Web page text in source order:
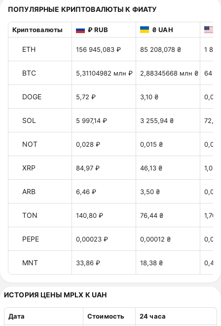
ПОПУЛЯРНЫЕ КРИПТОВАЛЮТЫ К ФИАТУ
Криптовалюты ₽ RUB ₴ UAH
ETH 156 945,083 ₽ 85 208,078 ₴ 1
BTC 5,31104982 млн ₽ 2,88345668 млн ₴ 64
DOGE 5,72 ₽ 3,10 ₴
SOL 5 997,14 ₽ 3 255,94 ₴
NOT 0,028 ₽ 0,015 ₴
XRP 84,97 ₽ 46,13 ₴
ARB 6,46 ₽ 3,50 ₴
TON 140,80 ₽ 76,44 ₴ 1,70
PEPE 0,00023 ₽ 0,00012 ₴
MNT 33,86 ₽ 18,38 ₴ 0,40
ИСТОРИЯ ЦЕНЫ MPLX К UAH
Дата Стоимость 24 часа